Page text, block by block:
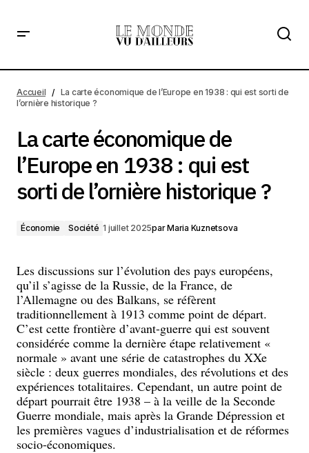
l’ornière historique ?
Accueil
La carte économique de l’Europe en 1938 : qui est sorti de
l’ornière historique ?
La carte économique de
l’Europe en 1938 : qui est
sorti de l’ornière historique ?
Économie Société 1 juillet 2025parMaria Kuznetsova
Les discussions sur l’évolution des pays européens,
qu’il s’agisse de la Russie, de la France, de
l’Allemagne ou des Balkans, se réfèrent
traditionnellement à 1913 comme point de départ.
C’est cette frontière d’avant-guerre qui est souvent
considérée comme la dernière étape relativement «
normale » avant une série de catastrophes du XXe
siècle : deux guerres mondiales, des révolutions et des
expériences totalitaires. Cependant, un autre point de
départ pourrait être 1938 – à la veille de la Seconde
Guerre mondiale, mais après la Grande Dépression et
les premières vagues d’industrialisation et de réformes
socio-économiques.